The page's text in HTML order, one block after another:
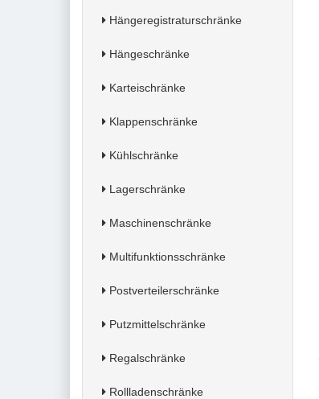
Hängeregistraturschränke
Hängeschränke
Karteischränke
Klappenschränke
Kühlschränke
Lagerschränke
Maschinenschränke
Multifunktionsschränke
Postverteilerschränke
Putzmittelschränke
Regalschränke
Rollladenschränke